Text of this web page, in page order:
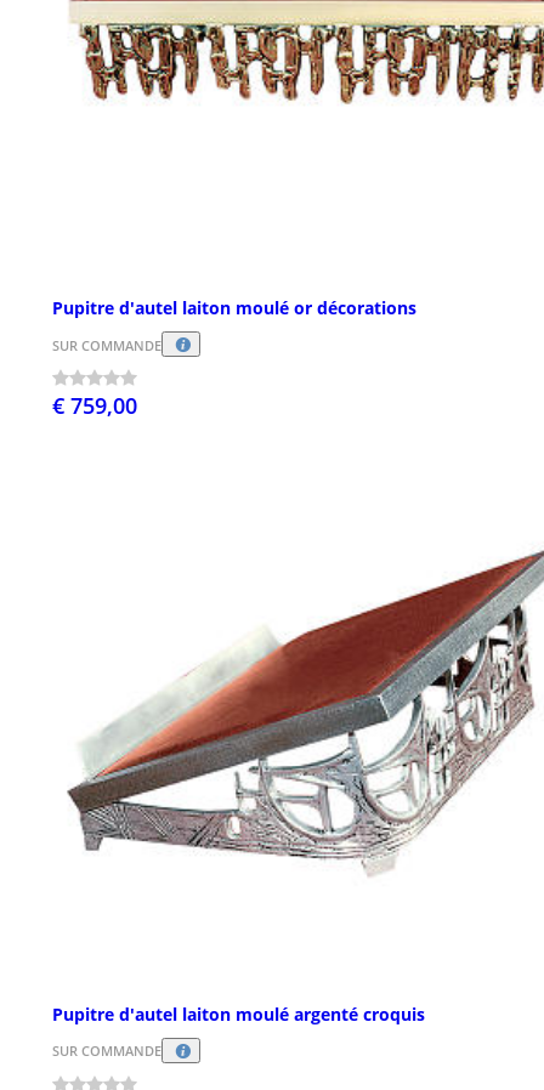
Pupitre d'autel laiton moulé or décorations
SUR COMMANDE
€ 759,00
Pupitre d'autel laiton moulé argenté croquis
SUR COMMANDE